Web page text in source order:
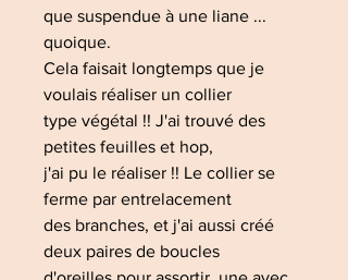
que suspendue à une liane ...
quoique.
Cela faisait longtemps que je
voulais réaliser un collier
type végétal !! J'ai trouvé des
petites feuilles et hop,
j'ai pu le réaliser !! Le collier se
ferme par entrelacement
des branches, et j'ai aussi créé
deux paires de boucles